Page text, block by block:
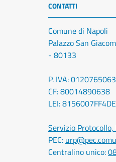
CONTATTI
Comune di Napoli
Palazzo San
- 80133
P. IVA:
CF: 80014890638
LEI:
Servizio
PEC:
Centralino unico: